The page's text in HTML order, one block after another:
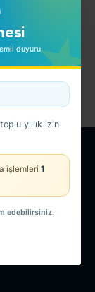
duyuru
yıllık izin
işlemleri 1
edebilirsiniz.